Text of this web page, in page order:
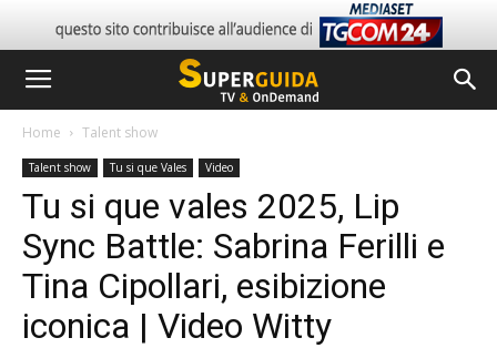
Home Talent show
Talent show Tu si que Vales Video
Tu si que vales 2025, Lip
Sync Battle: Sabrina Ferilli e
Tina Cipollari, esibizione
iconica | Video Witty